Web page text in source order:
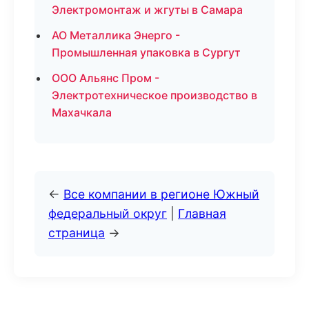
Электромонтаж и жгуты в Самара
АО Металлика Энерго -
Промышленная упаковка в Сургут
ООО Альянс Пром -
Электротехническое производство в
Махачкала
← Все компании в регионе Южный
федеральный округ
Главная
страница →